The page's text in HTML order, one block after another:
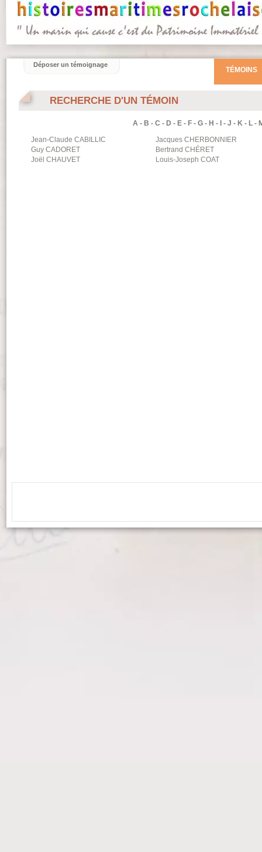
RECHERCHE D'UN TÉMOIN
A - B - C - D - E - F - G - H - - J - K - L -
Jean-Claude CABILLIC Jacques CHERBONNIER
Guy CADORET Bertrand CHÉRET
Joël CHAUVET Louis-Joseph COAT
TÉMOINS
Déposer un témoignage